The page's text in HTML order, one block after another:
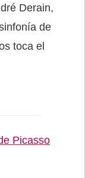
Derain,
de
toca el
Picasso